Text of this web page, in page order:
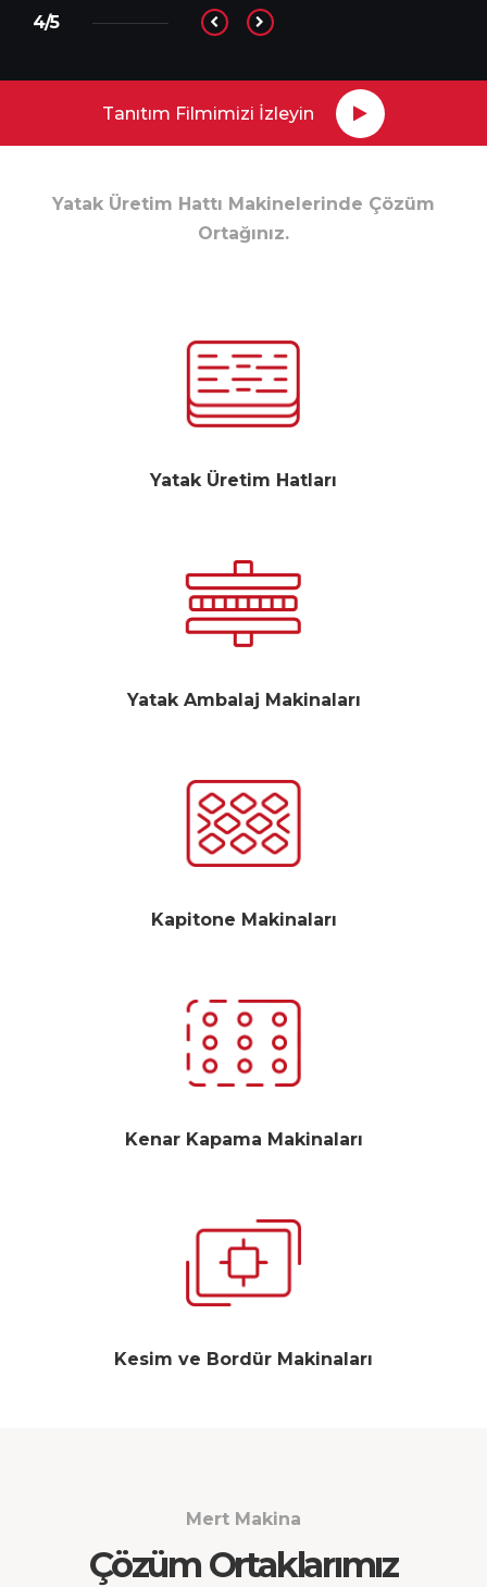
Tanıtım Filmimizi İzleyin
4/5
Yatak Üretim Hattı Makinelerinde Çözüm
Ortağınız.
Yatak Üretim Hatları
Yatak Ambalaj Makinaları
Kapitone Makinaları
Kenar Kapama Makinaları
Kesim ve Bordür Makinaları
Mert Makina
Çözüm Ortaklarımız